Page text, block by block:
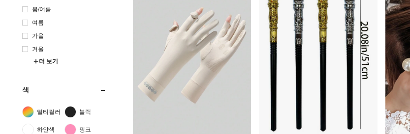
봄/여름
여름
가을
겨울
더 보기
색
멀티컬러 블랙
하얀색 핑크